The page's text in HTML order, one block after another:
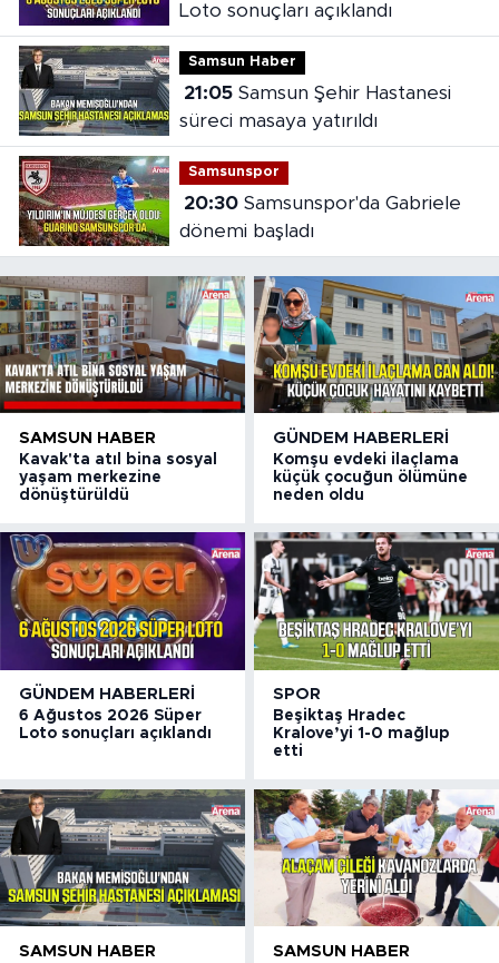
Loto sonuçları açıklandı
Samsun Haber
21:05Samsun Şehir Hastanesi
süreci masaya yatırıldı
Samsunspor
20:30Samsunspor'da Gabriele
dönemi başladı
SAMSUN HABER
Kavak'ta atıl bina sosyal
yaşam merkezine
dönüştürüldü
GÜNDEM HABERLERI
Komşu evdeki ilaçlama
küçük çocuğun ölümüne
neden oldu
GÜNDEM HABERLERI
6 Ağustos 2026 Süper
Loto sonuçları açıklandı
SPOR
Beşiktaş Hradec
Kralove’yi 1-0 mağlup
etti
SAMSUN HABER SAMSUN HABER